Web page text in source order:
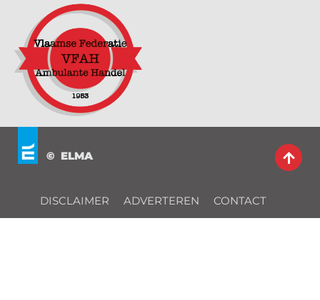
© ELMA
DISCLAIMER ADVERTEREN CONTACT